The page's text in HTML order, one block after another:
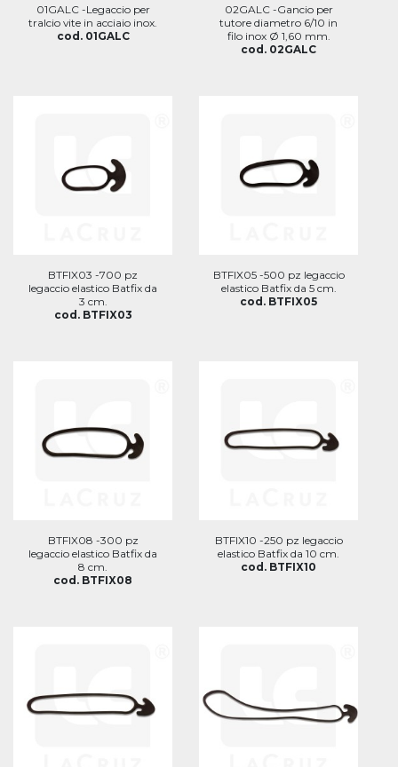
01GALC -Legaccio per
tralcio vite in acciaio inox.
cod. 01GALC
02GALC -Gancio per
tutore diametro 6/10 in
filo inox Ø 1,60 mm.
cod. 02GALC
BTFIX03 -700 pz
legaccio elastico Batfix da
3 cm.
cod. BTFIX03
BTFIX05 -500 pz legaccio
elastico Batfix da 5 cm.
cod. BTFIX05
BTFIX08 -300 pz
legaccio elastico Batfix da
8 cm.
cod. BTFIX08
BTFIX10 -250 pz legaccio
elastico Batfix da 10 cm.
cod. BTFIX10